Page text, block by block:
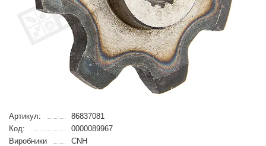
Артикул:
86837081
Код:
0000089967
Виробники
CNH